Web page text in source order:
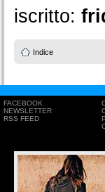
iscritto:
Indice
FACEBOOK
NEWSLETTER
RSS FEED